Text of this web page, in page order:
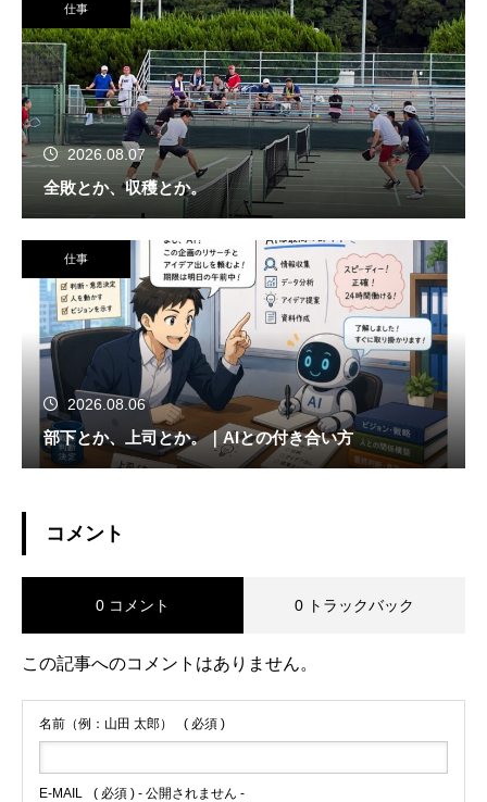
仕事
2026.08.07
全敗とか、収穫とか。
仕事
2026.08.06
部下とか、上司とか。｜AIとの付き合い方
コメント
0 コメント 0 トラックバック
この記事へのコメントはありません。
名前（例：山田 太郎） ( 必須 )
E-MAIL ( 必須 ) - 公開されません -